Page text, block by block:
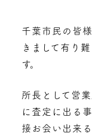
千葉市民の皆
きまして有り
す。
所長として営
に査定に出る
接お会い出来